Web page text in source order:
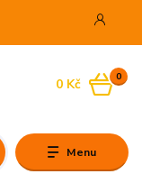
Menu
0
0 Kč